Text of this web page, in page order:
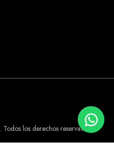
. Todos los derechos reservados.